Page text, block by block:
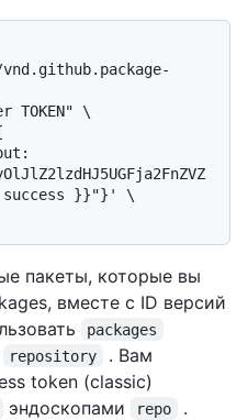
TOKEN" \
{ success }}"}' \
пакеты, которые вы
вместе с ID версий
packages
repository
. Вам
token (classic)
эндоскопами repo
.